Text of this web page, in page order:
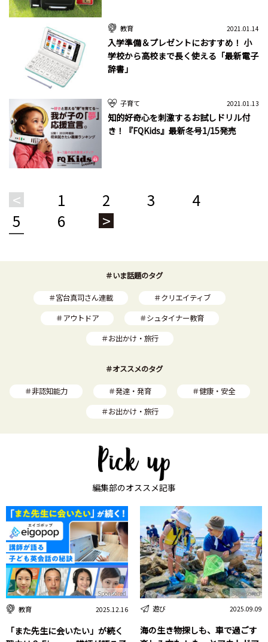
教育 2021.01.14
入学準備＆プレゼントにおすすめ！ 小
学校から高校まで長く使える「最新電子
辞書」
子育て 2021.01.13
知的好奇心を刺激するお試しドリル付
き！『FQKids』最新冬号1/15発売
< 1 2 3
4
5
6 >
＃いま話題のタグ
＃宮台真司さん連載
＃クリエイティブ
＃アウトドア
＃シュタイナー教育
＃お出かけ・旅行
＃オススメのタグ
＃非認知能力 ＃発達・発育
＃健康・安全
＃お出かけ・旅行
編集部のオススメ記事
教育 2025.12.16
「また先生に会いたい」が続く
Sponsored
遊び 2025.09.09
海の生き物探しも、車で過ごす
Sponsored